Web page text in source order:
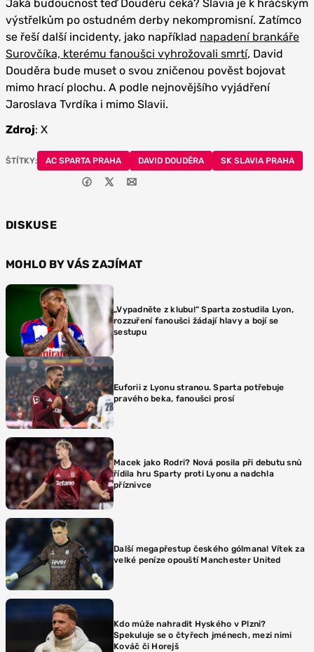
Jaká budoucnost teď Douděru čeká? Slavia je k hráčským
výstřelkům po ostudném derby nekompromisní. Zatímco
se řeší další incidenty, jako například napadení brankáře
Surovčíka, kterému fanoušci vyhrožovali smrtí, David
Douděra bude muset o svou zničenou pověst bojovat
mimo hrací plochu. A podle nejnovějšího vyjádření
Jaroslava Tvrdíka i mimo Slavii.
Zdroj: X
ŠTÍTKY: AC SPARTA PRAHA DAVID DOUDĚRA SK SLAVIA PRAHA
DISKUSE
MOHLO BY VÁS ZAJÍMAT
„Vypadněte z klubu!“ Sparta zostudila Lyon,
rozzuření fanoušci žádají hlavy a bojí se
sestupu
Euforii z Lyonu stranou. Sparta potřebuje
pravého beka, fanoušci prosí
Macek jako Rodri? Nová posila při debutu snů
řídila hru Sparty proti Lyonu a nadchla
příznivce
Další megapřestup českého gólmana! Vítek za
velké peníze opouští Manchester United
Kdo může nahradit Hyského v Plzni?
Spekuluje se o čtyřech jménech, mezi nimi
Kováč či Horejš